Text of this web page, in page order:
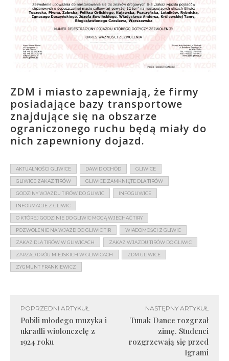
ZDM i miasto zapewniają, że firmy
posiadające bazy transportowe
znajdujące się na obszarze
ograniczonego ruchu będą miały do
nich zapewniony dojazd.
AKTUALNOŚCI GLIWICE DAWID OCHÓD GLIWICE
GLIWICE ZAKAZ TIRÓW GLIWICE ZAMKNIĘTE DLA TIRÓW
GODZINY WJAZDU TIRÓW DO GLIWIC INFOGLIWICE
INFORMACJE Z GLIWIC
O KTÓREJ GODZINIE DO GLIWIC MOGĄ WJECHAĆ TIRY
POZWOLENIE NA WJAZD DO GLIWIC TIR WIADOMOŚCI Z GLIWIC
ZAKAZ DLA TIRÓW W GLIWICACH ZAKAZ WJAZDU TIRÓW DO GLIWIC
ZARZĄD DRÓG MIEJSKICH W GLIWICACH ZDM GLIWICE
ZYGMUNT FRANKIEWICZ
POPRZEDNI ARTYKUŁ
Pobili młodego muzyka i
ukradli wiolonczelę z
1924 roku
NASTĘPNY ARTYKUŁ
Tunak Dance rozgrzał
zimę. Studenci
rozgrzewają się przed
Igrami